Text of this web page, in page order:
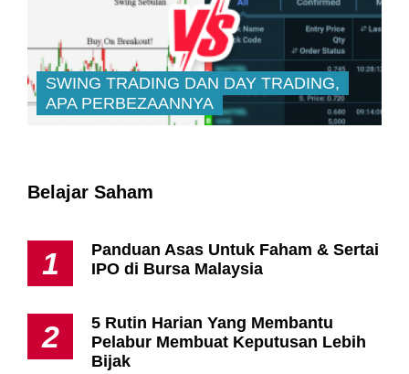
SWING TRADING DAN DAY TRADING,
APA PERBEZAANNYA
Belajar Saham
1
Panduan Asas Untuk Faham & Sertai
IPO di Bursa Malaysia
2
5 Rutin Harian Yang Membantu
Pelabur Membuat Keputusan Lebih
Bijak